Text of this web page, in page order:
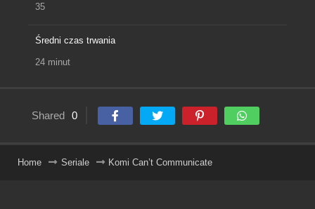
35
Średni czas trwania
24 minut
Shared 0
Home Seriale Komi Can’t Communicate